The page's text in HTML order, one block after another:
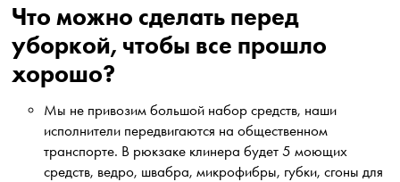
Что можно сделать перед
уборкой, чтобы все прошло
хорошо?
Мы не привозим большой набор средств, наши
исполнители передвигаются на общественном
транспорте. В рюкзаке клинера будет 5 моющих
средств, ведро, швабра, микрофибры, губки, сгоны для